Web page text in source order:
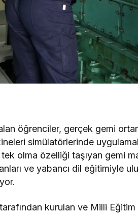
öğrenciler, gerçek gemi
simülatörlerinde
olma özelliği taşıyan gemi
ve yabancı dil eğitimiyle
kurulan ve Milli Eğitim